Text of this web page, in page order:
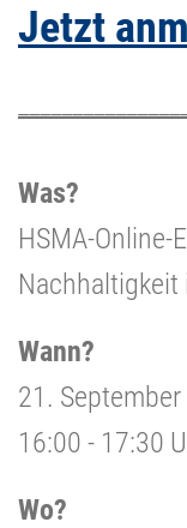
Jetzt
Was?
HSMA-Online-
Nachhaltigkeit
Wann?
21.
16:00 - 17:30
Wo?